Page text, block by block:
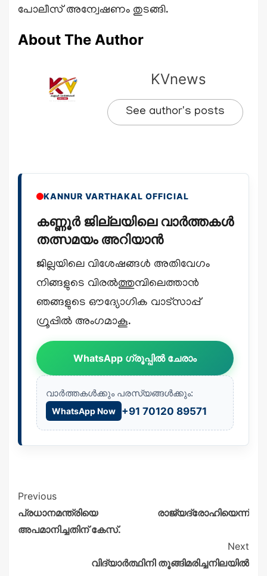
പോലീസ് അന്വേഷണം തുടങ്ങി.
About The Author
KVnews
See author's posts
KANNUR VARTHAKAL OFFICIAL
കണ്ണൂർ ജില്ലയിലെ വാർത്തകൾ
തത്സമയം അറിയാൻ
ജില്ലയിലെ വിശേഷങ്ങൾ അതിവേഗം
നിങ്ങളുടെ വിരൽത്തുമ്പിലെത്താൻ
ഞങ്ങളുടെ ഔദ്യോഗിക വാട്സാപ്പ്
ഗ്രൂപ്പിൽ അംഗമാകൂ.
WhatsApp ഗ്രൂപ്പിൽ ചേരാം
വാർത്തകൾക്കും പരസ്യങ്ങൾക്കും:
WhatsApp Now +91 70120 89571
Previous
പ്രധാനമന്ത്രിയെ രാജ്യദ്രോഹിയെന്ന്
അപമാനിച്ചതിന് കേസ്.
Next
വിദ്യാർത്ഥിനി തൂങ്ങിമരിച്ചനിലയിൽ